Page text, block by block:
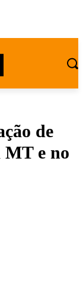
de
MT e no